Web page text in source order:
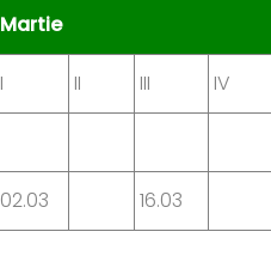
Martie
I II III IV
02.03 16.03